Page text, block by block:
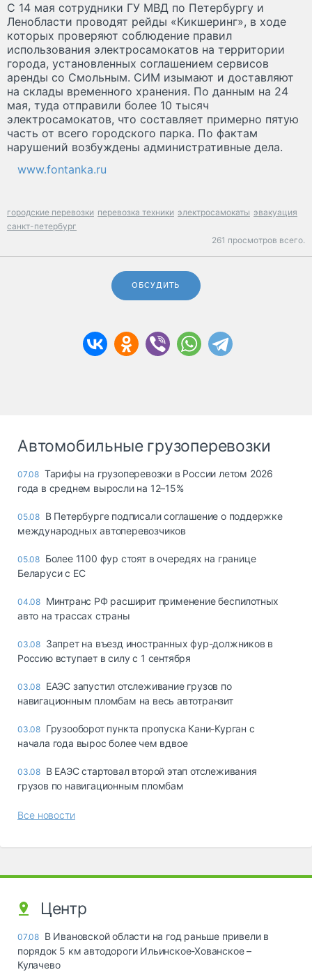
С 14 мая сотрудники ГУ МВД по Петербургу и
Ленобласти проводят рейды «Кикшеринг», в ходе
которых проверяют соблюдение правил
использования электросамокатов на территории
города, установленных соглашением сервисов
аренды со Смольным. СИМ изымают и доставляют
на склады временного хранения. По данным на 24
мая, туда отправили более 10 тысяч
электросамокатов, что составляет примерно пятую
часть от всего городского парка. По фактам
нарушений возбуждены административные дела.
www.fontanka.ru
городские перевозки перевозка техники электросамокаты эвакуация
санкт-петербург
261 просмотров всего.
ОБСУДИТЬ
Автомобильные грузоперевозки
07.08 Тарифы на грузоперевозки в России летом 2026
года в среднем выросли на 12–15%
05.08 В Петербурге подписали соглашение о поддержке
международных автоперевозчиков
05.08 Более 1100 фур стоят в очередях на границе
Беларуси с ЕС
04.08 Минтранс РФ расширит применение беспилотных
авто на трассах страны
03.08 Запрет на въезд иностранных фур-должников в
Россию вступает в силу с 1 сентября
03.08 ЕАЭС запустил отслеживание грузов по
навигационным пломбам на весь автотранзит
03.08 Грузооборот пункта пропуска Кани-Курган с
начала года вырос более чем вдвое
03.08 В ЕАЭС стартовал второй этап отслеживания
грузов по навигационным пломбам
Все новости
Центр
07.08 В Ивановской области на год раньше привели в
порядок 5 км автодороги Ильинское-Хованское –
Кулачево